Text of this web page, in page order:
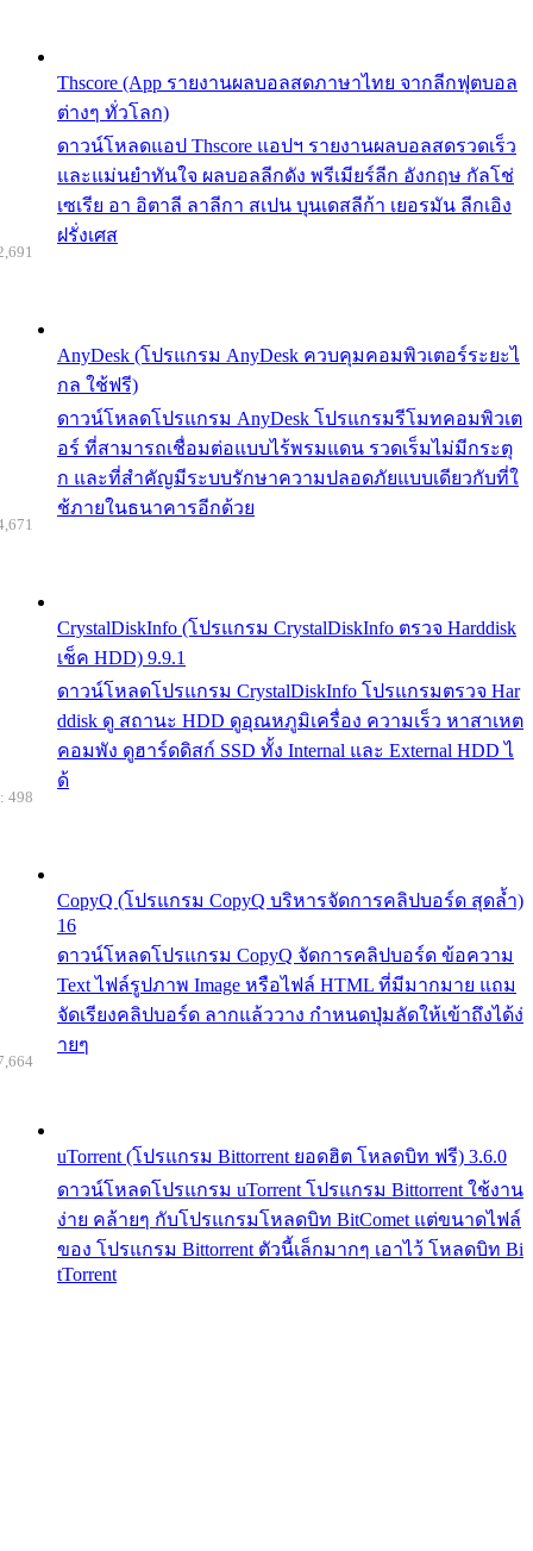
Thscore (App รายงานผลบอลสดภาษาไทย จากลีกฟุตบอล
ต่างๆ ทั่วโลก)
ดาวน์โหลดแอป Thscore แอปฯ รายงานผลบอลสดรวดเร็ว
และแม่นยำทันใจ ผลบอลลีกดัง พรีเมียร์ลีก อังกฤษ กัลโช่
เซเรีย อา อิตาลี ลาลีกา สเปน บุนเดสลีก้า เยอรมัน ลีกเอิง
ฝรั่งเศส
AnyDesk (โปรแกรม AnyDesk ควบคุมคอมพิวเตอร์ระยะไ
กล ใช้ฟรี)
ดาวน์โหลดโปรแกรม AnyDesk โปรแกรมรีโมทคอมพิวเต
อร์ ที่สามารถเชื่อมต่อแบบไร้พรมแดน รวดเร็มไม่มีกระตุ
ก และที่สำคัญมีระบบรักษาความปลอดภัยแบบเดียวกับที่ใ
ช้ภายในธนาคารอีกด้วย
CrystalDiskInfo (โปรแกรม CrystalDiskInfo ตรวจ Harddisk
เช็ค HDD) 9.9.1
ดาวน์โหลดโปรแกรม CrystalDiskInfo โปรแกรมตรวจ Har
ddisk ดู สถานะ HDD ดูอุณหภูมิเครื่อง ความเร็ว หาสาเหต
คอมพัง ดูฮาร์ดดิสก์ SSD ทั้ง Internal และ External HDD ไ
ด้
CopyQ (โปรแกรม CopyQ บริหารจัดการคลิปบอร์ด สุดล้ำ)
16
ดาวน์โหลดโปรแกรม CopyQ จัดการคลิปบอร์ด ข้อความ
Text ไฟล์รูปภาพ Image หรือไฟล์ HTML ที่มีมากมาย แถม
จัดเรียงคลิปบอร์ด ลากแล้ววาง กำหนดปุ่มลัดให้เข้าถึงได้ง่
ายๆ
498
uTorrent (โปรแกรม Bittorrent ยอดฮิต โหลดบิท ฟรี) 3.6.0
ดาวน์โหลดโปรแกรม uTorrent โปรแกรม Bittorrent ใช้งาน
ง่าย คล้ายๆ กับโปรแกรมโหลดบิท BitComet แต่ขนาดไฟล์
ของ โปรแกรม Bittorrent ตัวนี้เล็กมากๆ เอาไว้ โหลดบิท Bi
tTorrent